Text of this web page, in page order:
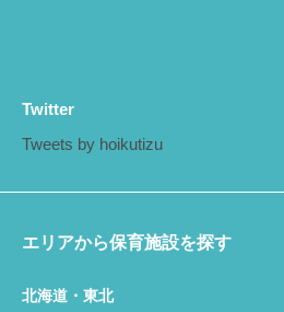
Twitter
Tweets by hoikutizu
エリアから保育施設を探す
北海道・東北